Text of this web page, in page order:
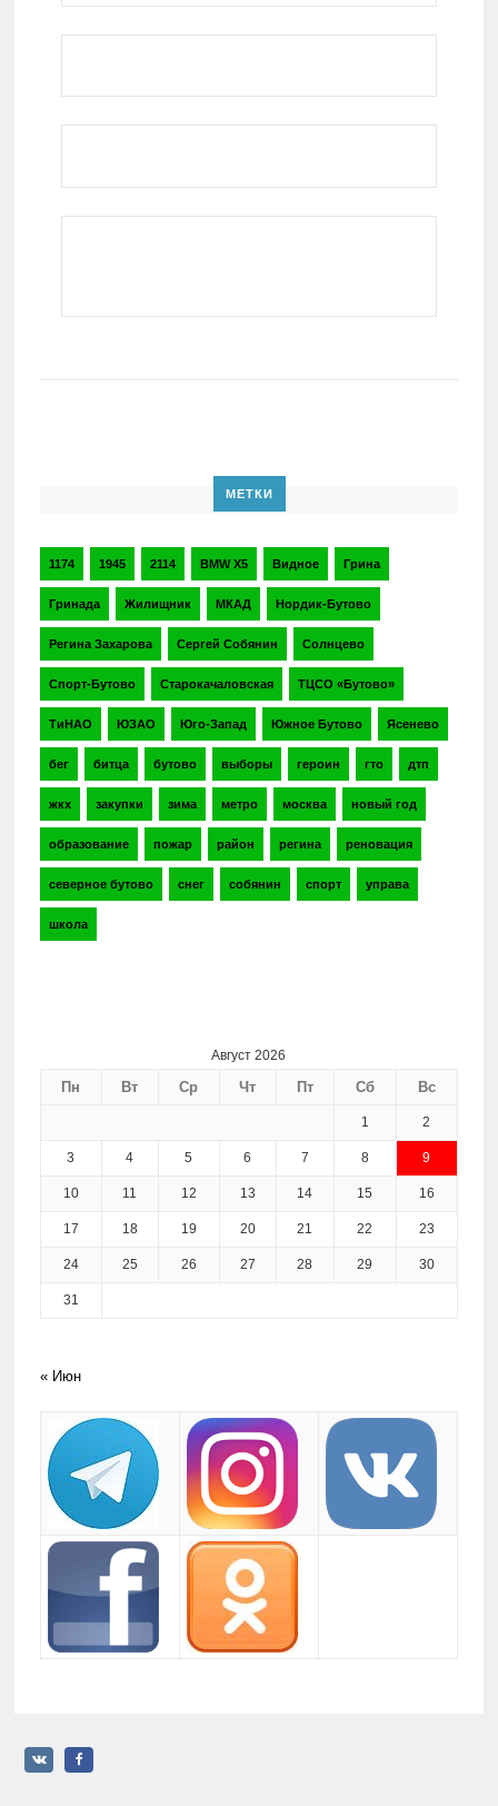
МЕТКИ
1174 1945 2114 BMW X5 Видное Грина
Гринада Жилищник МКАД Нордик-Бутово
Регина Захарова Сергей Собянин Солнцево
Спорт-Бутово Старокачаловская ТЦСО «Бутово»
ТиНАО ЮЗАО Юго-Запад Южное Бутово Ясенево
бег битца бутово выборы героин гто дтп
жкх закупки зима метро москва новый год
образование пожар район регина реновация
северное бутово снег собянин спорт управа
школа
Август 2026
Пн Вт Ср Чт Пт Сб Вс
1 2
3 4 5 6 7 8 9
10 11 12 13 14 15 16
17 18 19 20 21 22 23
24 25 26 27 28 29 30
31
« Июн